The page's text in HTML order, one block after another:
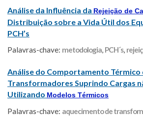
Análise da Influência da Rejeição de
Distribuição sobre a Vida Útil dos
PCH’s
Palavras-chave: metodologia, PCH´s,
Análise do Comportamento Térmico
Transformadores Suprindo Cargas
Utilizando Modelos Térmicos
Palavras-chave: aquecimento de